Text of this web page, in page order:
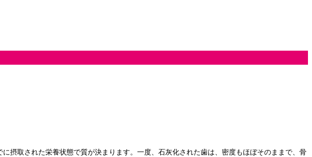
取された栄養状態で質が決まります。一度、石灰化された歯は、密度もほぼそのままで、骨